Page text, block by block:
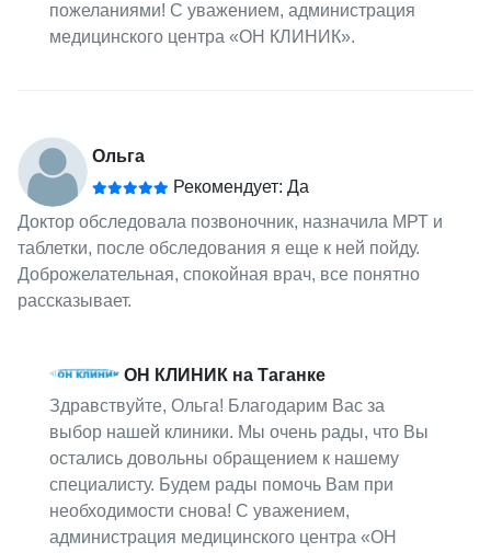
пожеланиями! С уважением, администрация
медицинского центра «ОН КЛИНИК».
Ольга
Рекомендует: Да
Доктор обследовала позвоночник, назначила МРТ и
таблетки, после обследования я еще к ней пойду.
Доброжелательная, спокойная врач, все понятно
рассказывает.
ОН КЛИНИК на Таганке
Здравствуйте, Ольга! Благодарим Вас за
выбор нашей клиники. Мы очень рады, что Вы
остались довольны обращением к нашему
специалисту. Будем рады помочь Вам при
необходимости снова! С уважением,
администрация медицинского центра «ОН